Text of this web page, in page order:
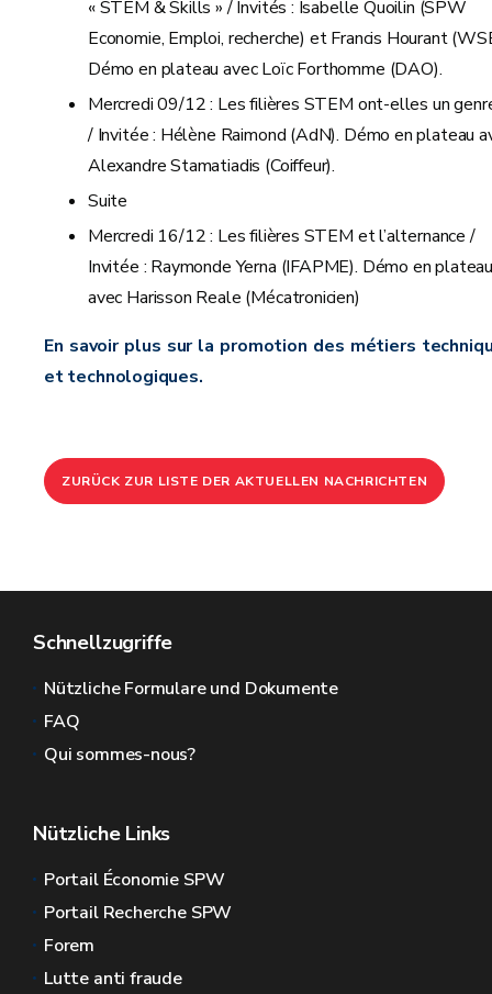
« STEM & Skills » / Invités : Isabelle Quoilin (SPW
Economie, Emploi, recherche) et Francis Hourant
Démo en plateau avec Loïc Forthomme (DAO).
Mercredi 09/12 : Les filières STEM ont-elles un
/ Invitée : Hélène Raimond (AdN). Démo en plateau
Alexandre Stamatiadis (Coiffeur).
Suite
Mercredi 16/12 : Les filières STEM et l’alternance /
Invitée : Raymonde Yerna (IFAPME). Démo en
avec Harisson Reale (Mécatronicien)
En savoir plus sur la promotion des métiers
et technologiques.
ZURÜCK ZUR LISTE DER AKTUELLEN NACHRICHTEN
Schnellzugriffe
Nützliche Formulare und Dokumente
FAQ
Qui sommes-nous?
Nützliche Links
Portail Économie SPW
Portail Recherche SPW
Forem
Lutte anti fraude